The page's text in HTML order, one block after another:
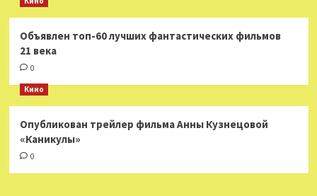
Объявлен топ-60 лучших фантастических фильмов
21 века
0
Кино
Опубликован трейлер фильма Анны Кузнецовой
«Каникулы»
0